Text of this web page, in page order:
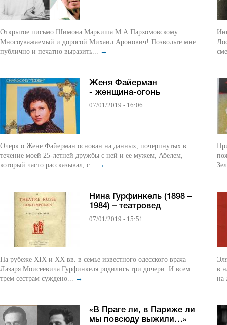
Открытое письмо Шимона Маркиша М.А.Пархомовскому
Многоуважаемый и дорогой Михаил Аронович! Позвольте мне
публично и печатно выразить... →
Женя Файерман
- женщина-огонь
07/01/2019 - 16:06
Очерк о Жене Файерман основан на данных, почерпнутых в
течение моей 25-летней дружбы с ней и ее мужем, Абелем,
который часто рассказывал, с... →
Нина Гурфинкель (1898 –
1984) – театровед
07/01/2019 - 15:51
На рубеже XIX и XX вв. в семье известного одесского врача
Лазаря Моисеевича Гурфинкеля родились три дочери. И всем
трем сестрам суждено... →
«В Праге ли, в Париже ли
мы повсюду выжили…»
в
на